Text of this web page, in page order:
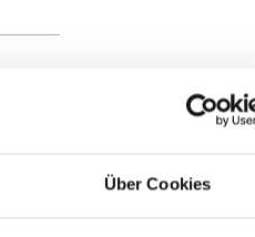
Über Cookies